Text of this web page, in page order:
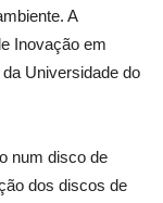
A
Inovação em
Universidade do
num disco de
dos discos de